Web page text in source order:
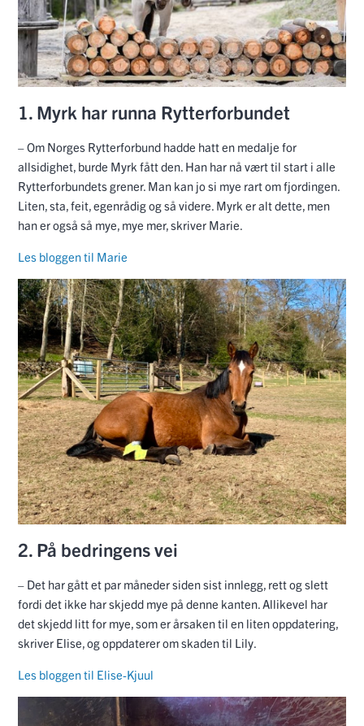
1. Myrk har runna Rytterforbundet
– Om Norges Rytterforbund hadde hatt en medalje for
allsidighet, burde Myrk fått den. Han har nå vært til start i alle
Rytterforbundets grener. Man kan jo si mye rart om fjordingen.
Liten, sta, feit, egenrådig og så videre. Myrk er alt dette, men
han er også så mye, mye mer, skriver Marie.
Les bloggen til Marie
2. På bedringens vei
– Det har gått et par måneder siden sist innlegg, rett og slett
fordi det ikke har skjedd mye på denne kanten. Allikevel har
det skjedd litt for mye, som er årsaken til en liten oppdatering,
skriver Elise, og oppdaterer om skaden til Lily.
Les bloggen til Elise-Kjuul